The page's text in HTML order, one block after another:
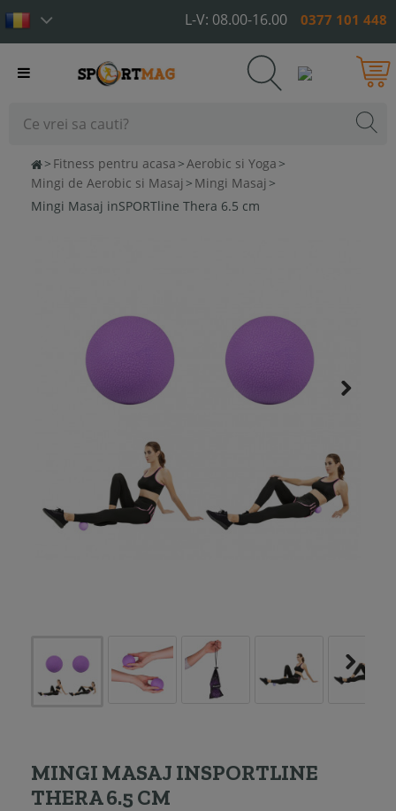
L-V: 08.00-16.00 0377 101 448
Toggle
> Fitness pentru acasa >Aerobic si Yoga >
Mingi de Aerobic si Masaj > Mingi Masaj >
Mingi Masaj inSPORTline Thera 6.5 cm
MINGI MASAJ INSPORTLINE
THERA 6.5 CM